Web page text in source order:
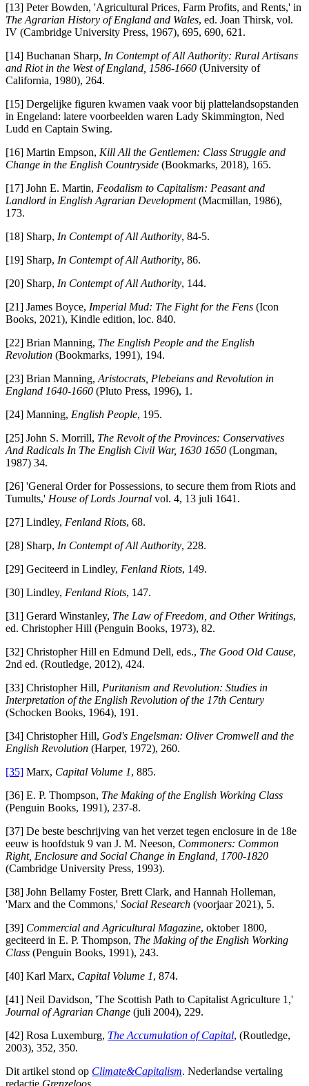
[13] Peter Bowden, 'Agricultural Prices, Farm Profits, and Rents,' in
The Agrarian History of England and Wales, ed. Joan Thirsk, vol.
IV (Cambridge University Press, 1967), 695, 690, 621.
[14] Buchanan Sharp, In Contempt of All Authority: Rural Artisans
and Riot in the West of England, 1586-1660 (University of
California, 1980), 264.
[15] Dergelijke figuren kwamen vaak voor bij plattelandsopstanden
in Engeland: latere voorbeelden waren Lady Skimmington, Ned
Ludd en Captain Swing.
[16] Martin Empson, Kill All the Gentlemen: Class Struggle and
Change in the English Countryside (Bookmarks, 2018), 165.
[17] John E. Martin, Feodalism to Capitalism: Peasant and
Landlord in English Agrarian Development(Macmillan, 1986),
173.
[18] Sharp, In Contempt of All Authority, 84-5.
[19] Sharp, In Contempt of All Authority, 86.
[20] Sharp, In Contempt of All Authority, 144.
[21] James Boyce, Imperial Mud: The Fight for the Fens (Icon
Books, 2021), Kindle edition, loc. 840.
[22] Brian Manning, The English People and the English
Revolution (Bookmarks, 1991), 194.
[23] Brian Manning, Aristocrats, Plebeians and Revolution in
England 1640-1660 (Pluto Press, 1996), 1.
[24] Manning, English People, 195.
[25] John S. Morrill, The Revolt of the Provinces: Conservatives
And Radicals In The English Civil War, 1630 1650 (Longman,
1987) 34.
[26] 'General Order for Possessions, to secure them from Riots and
Tumults,' House of Lords Journal vol. 4, 13 juli 1641.
[27] Lindley, Fenland Riots, 68.
[28] Sharp, In Contempt of All Authority, 228.
[29] Geciteerd in Lindley, Fenland Riots, 149.
[30] Lindley, Fenland Riots, 147.
[31] Gerard Winstanley, The Law of Freedom, and Other Writings,
ed. Christopher Hill (Penguin Books, 1973), 82.
[32] Christopher Hill en Edmund Dell, eds., The Good Old Cause,
2nd ed. (Routledge, 2012), 424.
[33] Christopher Hill, Puritanism and Revolution: Studies in
Interpretation of the English Revolution of the 17th Century
(Schocken Books, 1964), 191.
[34] Christopher Hill, God's Engelsman: Oliver Cromwell and the
English Revolution (Harper, 1972), 260.
[35] Marx, Capital Volume 1, 885.
[36] E. P. Thompson, The Making of the English Working Class
(Penguin Books, 1991), 237-8.
[37] De beste beschrijving van het verzet tegen enclosure in de 18e
eeuw is hoofdstuk 9 van J. M. Neeson, Commoners: Common
Right, Enclosure and Social Change in England, 1700-1820
(Cambridge University Press, 1993).
[38] John Bellamy Foster, Brett Clark, and Hannah Holleman,
'Marx and the Commons,' Social Research (voorjaar 2021), 5.
[39] Commercial and Agricultural Magazine, oktober 1800,
geciteerd in E. P. Thompson, The Making of the English Working
Class (Penguin Books, 1991), 243.
[40] Karl Marx, Capital Volume 1, 874.
[41] Neil Davidson, 'The Scottish Path to Capitalist Agriculture 1,'
Journal of Agrarian Change (juli 2004), 229.
[42] Rosa Luxemburg, The Accumulation of Capital, (Routledge,
2003), 352, 350.
Dit artikel stond op Climate&Capitalism. Nederlandse vertaling
redactie Grenzeloos